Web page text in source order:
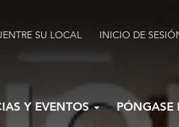
SU LOCAL INICIO DE
Y EVENTOS PÓNGASE